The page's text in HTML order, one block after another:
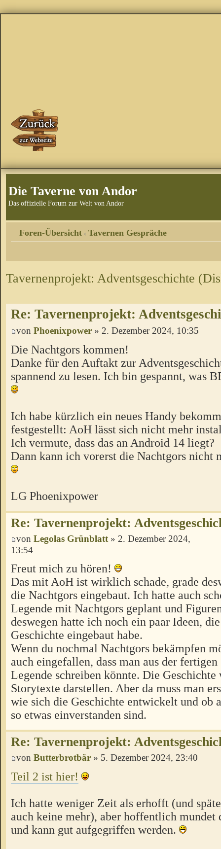
Die Taverne von Andor
Das offizielle Forum zur Welt von Andor
Foren-Übersicht ‹ Tavernen Gespräche
Tavernenprojekt: Adventsgeschichte
Re: Tavernenprojekt:
von Phoenixpower » 2. Dezember 2024, 10:35
Die Nachtgors kommen!
Danke für den Auftakt zur
spannend zu lesen. Ich bin gespannt, was
Ich habe kürzlich ein neues Handy
festgestellt: AoH lässt sich nicht mehr
Ich vermute, dass das an Android 14 liegt?
Dann kann ich vorerst die Nachtgors nicht
LG Phoenixpower
Re: Tavernenprojekt:
von Legolas Grünblatt » 2. Dezember 2024,
13:54
Freut mich zu hören!
Das mit AoH ist wirklich schade, grade
die Nachtgors eingebaut. Ich hatte auch
Legende mit Nachtgors geplant und
deswegen hatte ich noch ein paar Ideen,
Geschichte eingebaut habe.
Wenn du nochmal Nachtgors bekämpfen
auch eingefallen, dass man aus der
Legende schreiben könnte. Die Geschichte
Storytexte darstellen. Aber da muss man
wie sich die Geschichte entwickelt und ob
so etwas einverstanden sind.
Re: Tavernenprojekt:
von Butterbrotbär » 5. Dezember 2024, 23:40
Teil 2 ist hier!
Ich hatte weniger Zeit als erhofft (und
auch keine mehr), aber hoffentlich mundet
und kann gut aufgegriffen werden.